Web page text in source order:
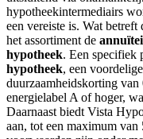
hypotheekintermediairs
een vereiste is. Wat
het assortiment de
hypotheek. Een specifiek
hypotheek, een
duurzaamheidskorting
energielabel A of hoger,
Daarnaast biedt Vista
aan, tot een maximum